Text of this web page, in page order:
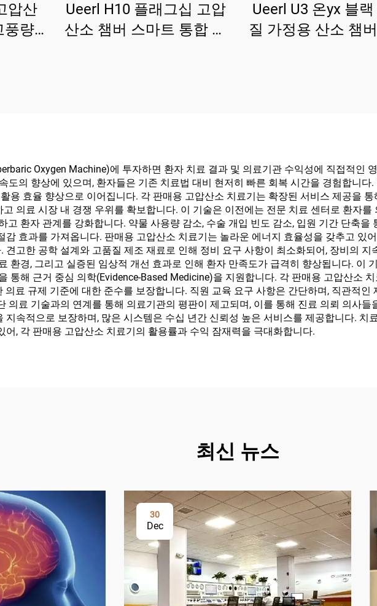
압산
풍량,
Ueerl H10 플래그십 고압
산소 챔버 스마트 통합 멀
Ueerl U3 온yx 블
질 가정용 산소 챔
Oxygen Machine)에 투자하면 환자 치료 결과 및 의료기관 수익성에 직접적인
도의 향상에 있으며, 환자들은 기존 치료법 대비 현저히 빠른 회복 시간을 경험합니
용 효율 향상으로 이어집니다. 각 판매용 고압산소 치료기는 확장된 서비스 제공을
의료 시장 내 경쟁 우위를 확보합니다. 이 기술은 이전에는 전문 치료 센터로 환자
고 환자 관계를 강화합니다. 약물 사용량 감소, 수술 개입 빈도 감소, 입원 기간 단축
감 효과를 가져옵니다. 판매용 고압산소 치료기는 놀라운 에너지 효율성을 갖추고 있
견고한 공학 설계와 고품질 제조 재료로 인해 정비 요구 사항이 최소화되어, 장비의
환경, 그리고 실증된 임상적 개선 효과로 인해 환자 만족도가 급격히 향상됩니다. 이
통해 근거 중심 의학(Evidence-Based Medicine)을 지원합니다. 각 판매용 고압산소
의료 규제 기준에 대한 준수를 보장합니다. 직원 교육 요구 사항은 간단하며, 직관적
의료 기술과의 연계를 통해 의료기관의 평판이 제고되며, 이를 통해 진료 의뢰 의사
지속적으로 보장하며, 많은 시스템은 수십 년간 신뢰성 높은 서비스를 제공합니다. 치
어, 각 판매용 고압산소 치료기의 활용률과 수익 잠재력을 극대화합니다.
최신 뉴스
30
Dec